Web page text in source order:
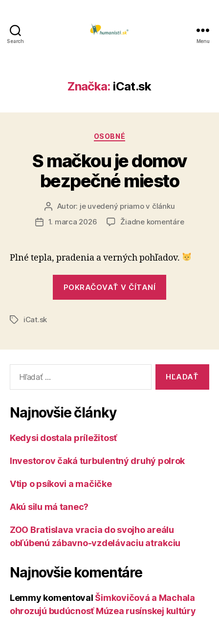
Search Menu
Značka: iCat.sk
Kategórie
OSOBNÉ
S mačkou je domov
bezpečné miesto
Autor
článku
Autor: je uvedený priamo v článku
Dátum
1. marca 2026 Žiadne komentárena
je
domov
Plné tepla, pradenia a verných pohľadov.
POKRAČOVAŤ V ČÍTANÍ
miesto“
ZnačkyiCat.sk
Najnovšie články
Kedysi dostala príležitosť
Investorov čaká turbulentný druhý polrok
Vtip o psíkovi a mačičke
Akú silu má tanec?
ZOO Bratislava vracia do svojho areálu
obľúbenú zábavno-vzdelávaciu atrakciu
Najnovšie komentáre
Lemmy komentoval Šimkovičová a Machala
ohrozujú budúcnosť Múzea rusínskej kultúry